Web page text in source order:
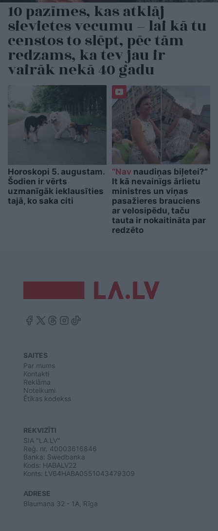
10 pazīmes, kas atklāj
sievietes vecumu – lai kā tu
censtos to slēpt, pēc tām
redzams, ka tev jau ir
vairāk nekā 40 gadu
Horoskopi 5. augustam.
Šodien ir vērts
uzmanīgāk ieklausīties
tajā, ko saka citi
“Nav naudiņas biļetei?”
It kā nevainīgs ārlietu
ministres un viņas
pasažieres brauciens
ar velosipēdu, taču
tauta ir nokaitināta par
redzēto
SAITES
Par mums
Kontakti
Reklāma
Noteikumi
Ētikas kodekss
REKVIZĪTI
SIA "LA.LV"
Reģ. nr. 40003616846
Banka: Swedbanka
Kods: HABALV22
Konts: LV64HABA0551043479309
ADRESE
Blaumaņa 32 - 1A, Rīga